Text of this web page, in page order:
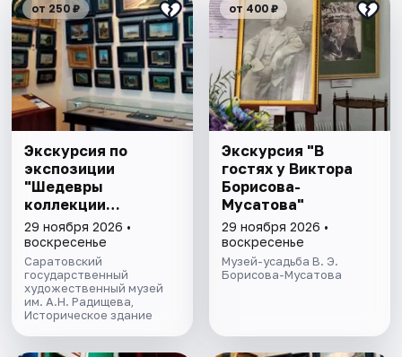
от 250 ₽
Экскурсия по
экспозиции
"Шедевры
коллекции
Радищевского
музея"
29 ноября 2026 •
воскресенье
Саратовский
государственный
художественный музей
им. А.Н. Радищева,
Историческое здание
от 400 ₽
Экскурсия "В
гостях у Виктора
Борисова-
Мусатова"
29 ноября 2026 •
воскресенье
Музей-усадьба В. Э.
Борисова-Мусатова